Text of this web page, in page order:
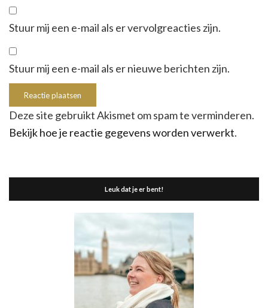
Stuur mij een e-mail als er vervolgreacties zijn.
Stuur mij een e-mail als er nieuwe berichten zijn.
Deze site gebruikt Akismet om spam te verminderen.
Bekijk hoe je reactie gegevens worden verwerkt.
Leuk dat je er bent!